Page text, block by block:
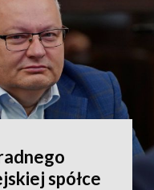
spółce